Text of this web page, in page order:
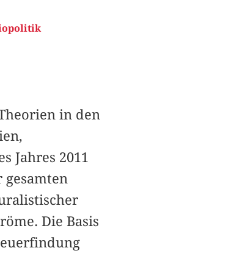
in den
Jahres 2011
Die Basis